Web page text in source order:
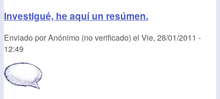
Investigué, he aquí un resúmen.
Enviado porAnónimo (no verificado) el Vie, 28/01/2011 -
12:49